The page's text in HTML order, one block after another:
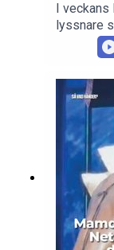
I
lyssnare
barn,
att hon
skaffa ett
palla att
orkar?
att ha